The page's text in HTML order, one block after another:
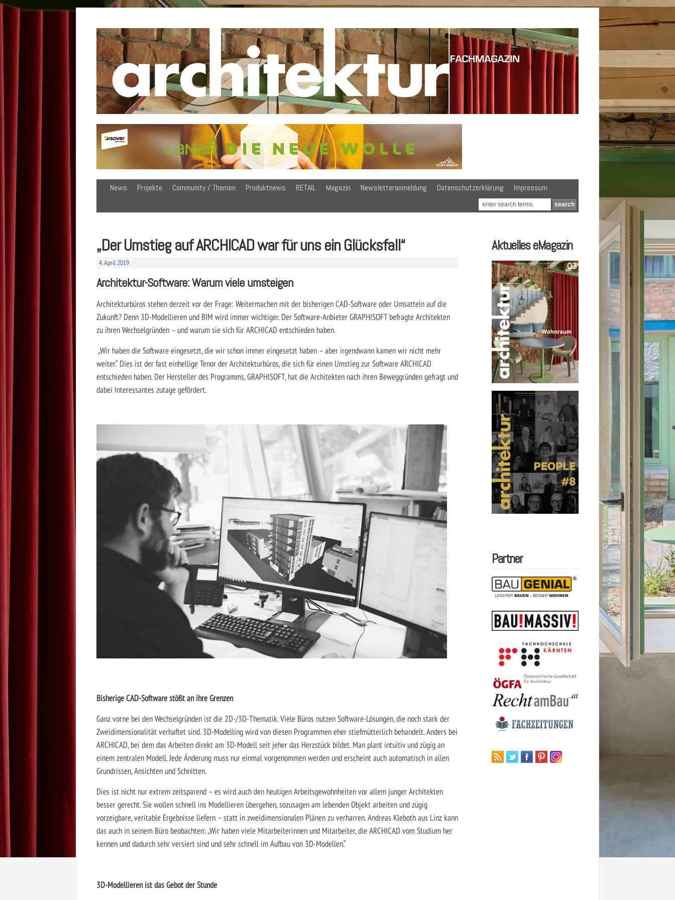
News Projekte Community / Themen Produktnews RETAIL Magazin Newsletteranmeldung Datenschutzerklärung Impressum
„Der Umstieg auf ARCHICAD war für uns ein Glücksfall“
4. April 2019
Architektur-Software: Warum viele umsteigen
Architekturbüros stehen derzeit vor der Frage: Weitermachen mit der bisherigen CAD-Software oder Umsatteln auf die
Zukunft? Denn 3D-Modellieren und BIM wird immer wichtiger. Der Software-Anbieter GRAPHISOFT befragte Architekten
zu ihren Wechselgründen – und warum sie sich für ARCHICAD entschieden haben.
„Wir haben die Software eingesetzt, die wir schon immer eingesetzt haben – aber irgendwann kamen wir nicht mehr
weiter.“ Dies ist der fast einhellige Tenor der Architekturbüros, die sich für einen Umstieg zur Software ARCHICAD
entschieden haben. Der Hersteller des Programms, GRAPHISOFT, hat die Architekten nach ihren Beweggründen gefragt und
dabei Interessantes zutage gefördert.
Bisherige CAD-Software stößt an ihre Grenzen
Ganz vorne bei den Wechselgründen ist die 2D-/3D-Thematik. Viele Büros nutzen Software-Lösungen, die noch stark der
Zweidimensionalität verhaftet sind. 3D-Modelling wird von diesen Programmen eher stiefmütterlich behandelt. Anders bei
ARCHICAD, bei dem das Arbeiten direkt am 3D-Modell seit jeher das Herzstück bildet. Man plant intuitiv und zügig an
einem zentralen Modell. Jede Änderung muss nur einmal vorgenommen werden und erscheint auch automatisch in allen
Grundrissen, Ansichten und Schnitten.
Dies ist nicht nur extrem zeitsparend – es wird auch den heutigen Arbeitsgewohnheiten vor allem junger Architekten
besser gerecht. Sie wollen schnell ins Modellieren übergehen, sozusagen am lebenden Objekt arbeiten und zügig
vorzeigbare, veritable Ergebnisse liefern – statt in zweidimensionalen Plänen zu verharren. Andreas Kleboth aus Linz kann
das auch in seinem Büro beobachten: „Wir haben viele Mitarbeiterinnen und Mitarbeiter, die ARCHICAD vom Studium her
kennen und dadurch sehr versiert sind und sehr schnell im Aufbau von 3D-Modellen.“
3D-Modellieren ist das Gebot der Stunde
Aktuelles eMagazin
Partner